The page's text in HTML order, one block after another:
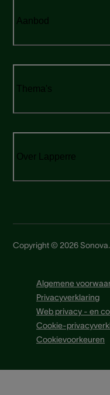
Aanbod
Thema's
Over Lapperre
Copyright © 2026
Algemene
Privacyverklaring
Web privacy - en
Cookie-
Cookievoorkeuren